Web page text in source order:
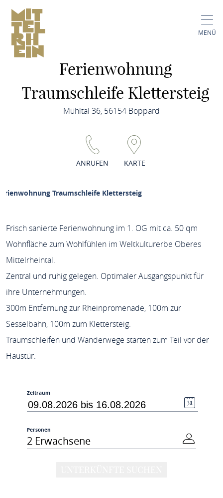
MENÜ
Ferienwohnung
Traumschleife Klettersteig
Mühltal 36, 56154 Boppard
ANRUFEN KARTE
Traumschleife Klettersteig
Frisch sanierte Ferienwohnung im 1. OG mit ca. 50 qm
Wohnfläche zum Wohlfühlen im Weltkulturerbe Oberes
Mittelrheintal.
Zentral und ruhig gelegen. Optimaler Ausgangspunkt für
ihre Unternehmungen.
300m Entfernung zur Rheinpromenade, 100m zur
Sesselbahn, 100m zum Klettersteig.
Traumschleifen und Wanderwege starten zum Teil vor der
Haustür.
Zeitraum
Personen
2 Erwachsene